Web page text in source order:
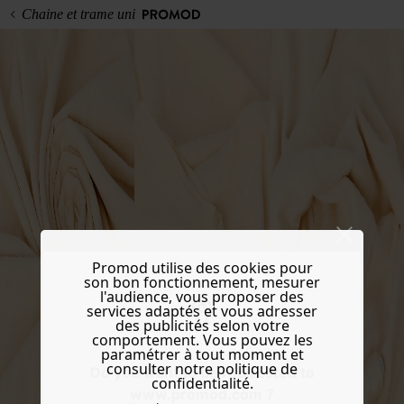
Do you want to be redirected to
www.promod.com ?
Chaine et trame uni
Promod utilise des cookies pour
son bon fonctionnement, mesurer
l'audience, vous proposer des
services adaptés et vous adresser
des publicités selon votre
comportement. Vous pouvez les
paramétrer à tout moment et
consulter notre politique de
confidentialité.